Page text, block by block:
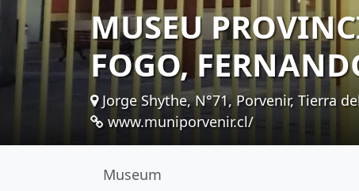
MUSEU
FOGO,
Jorge Shythe, N°71, Porvenir, Tierra
www.muniporvenir.cl/
Museum